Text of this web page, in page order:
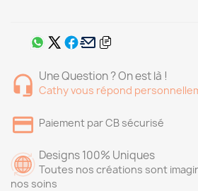
Une Question ? On est là !
Cathy vous répond
Paiement par CB sécurisé
Designs 100% Uniques
Toutes nos créations sont
nos soins